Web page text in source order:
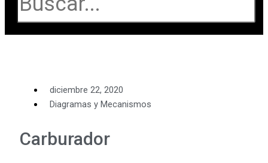
diciembre 22, 2020
Diagramas y Mecanismos
Carburador